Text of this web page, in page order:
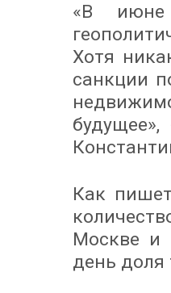
«В
Хотя
санкции
Как
Москве и
день доля